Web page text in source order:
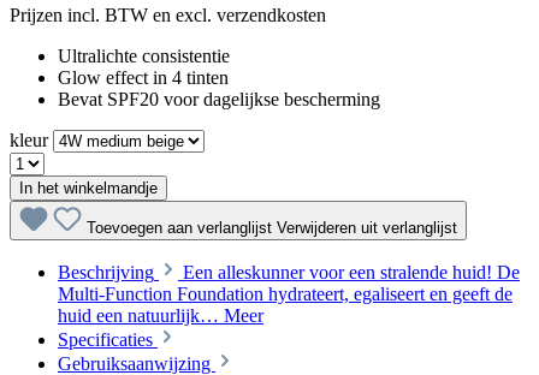
Prijzen incl. BTW en excl. verzendkosten
Ultralichte consistentie
Glow effect in 4 tinten
Bevat SPF20 voor dagelijkse bescherming
kleur
In het winkelmandje
Toevoegen aan verlanglijst Verwijderen uit verlanglijst
Beschrijving
Een alleskunner voor een stralende huid! De
Multi-Function Foundation hydrateert, egaliseert en geeft de
huid een natuurlijk… Meer
Specificaties
Gebruiksaanwijzing